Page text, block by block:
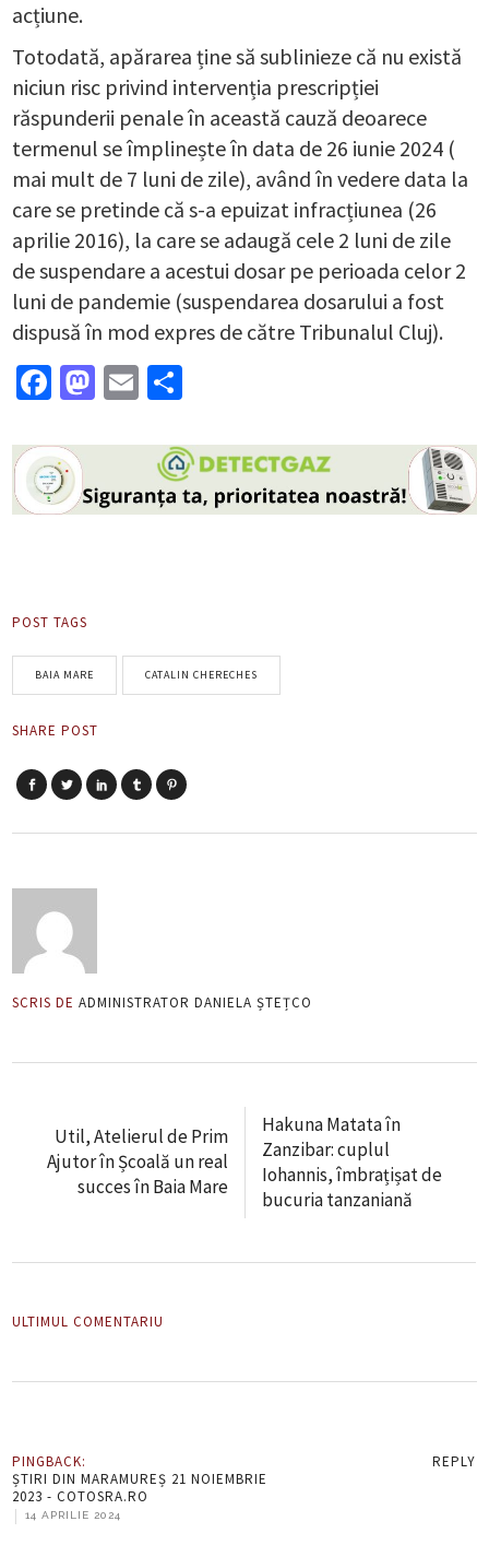
acțiune.
Totodată, apărarea ține să sublinieze că nu există
niciun risc privind intervenția prescripției
răspunderii penale în această cauză deoarece
termenul se împlinește în data de 26 iunie 2024 (
mai mult de 7 luni de zile), având în vedere data la
care se pretinde că s-a epuizat infracțiunea (26
aprilie 2016), la care se adaugă cele 2 luni de zile
de suspendare a acestui dosar pe perioada celor 2
luni de pandemie (suspendarea dosarului a fost
dispusă în mod expres de către Tribunalul Cluj).
Facebook
Mastodon
Email
POST TAGS
BAIA MARE CATALIN CHERECHES
SHARE POST
SCRIS DE ADMINISTRATOR DANIELA ȘTEȚCO
Util, Atelierul de Prim
Ajutor în Școală un real
succes în Baia Mare
Hakuna Matata în
Zanzibar: cuplul
Iohannis, îmbrațișat de
bucuria tanzaniană
ULTIMUL COMENTARIU
PINGBACK:
ȘTIRI DIN MARAMUREȘ 21 NOIEMBRIE
2023 - COTOSRA.RO
|
14 APRILIE 2024
REPLY